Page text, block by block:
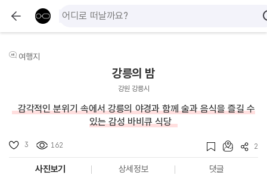
여행지
강릉의 밤
강원 강릉시
감각적인 분위기 속에서 강릉의 야경과 함께 술과 음식을 즐길 수
있는 감성 바비큐 식당
3 162 2
사진보기 상세정보 댓글